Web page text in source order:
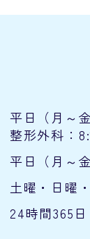
平日（月～
整形外科：
平日（月～
土曜・日曜
24時間365日